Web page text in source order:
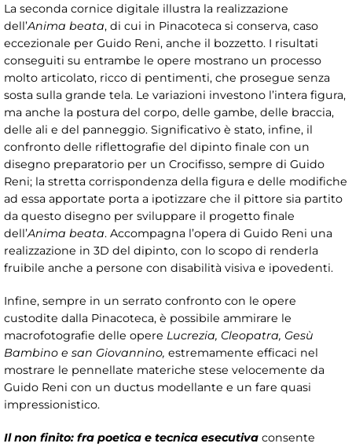
La seconda cornice digitale illustra la realizzazione
dell’Anima beata, di cui in Pinacoteca si conserva, caso
eccezionale per Guido Reni, anche il bozzetto. I risultati
conseguiti su entrambe le opere mostrano un processo
molto articolato, ricco di pentimenti, che prosegue senza
sosta sulla grande tela. Le variazioni investono l’intera figura,
ma anche la postura del corpo, delle gambe, delle braccia,
delle ali e del panneggio. Significativo è stato, infine, il
confronto delle riflettografie del dipinto finale con un
disegno preparatorio per un Crocifisso, sempre di Guido
Reni; la stretta corrispondenza della figura e delle modifiche
ad essa apportate porta a ipotizzare che il pittore sia partito
da questo disegno per sviluppare il progetto finale
dell’Anima beata. Accompagna l’opera di Guido Reni una
realizzazione in 3D del dipinto, con lo scopo di renderla
fruibile anche a persone con disabilità visiva e ipovedenti.
Infine, sempre in un serrato confronto con le opere
custodite dalla Pinacoteca, è possibile ammirare le
macrofotografie delle opere Lucrezia, Cleopatra, Gesù
Bambino e san Giovannino, estremamente efficaci nel
mostrare le pennellate materiche stese velocemente da
Guido Reni con un ductus modellante e un fare quasi
impressionistico.
Il non finito: fra poetica e tecnica esecutiva consente